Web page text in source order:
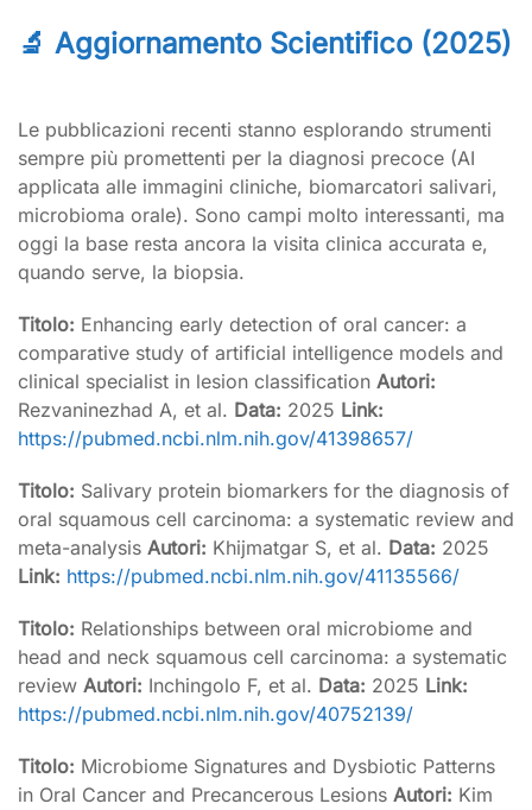
🔬 Aggiornamento Scientifico (2025)
Le pubblicazioni recenti stanno esplorando strumenti
sempre più promettenti per la diagnosi precoce (AI
applicata alle immagini cliniche, biomarcatori salivari,
microbioma orale). Sono campi molto interessanti, ma
oggi la base resta ancora la visita clinica accurata e,
quando serve, la biopsia.
Titolo: Enhancing early detection of oral cancer: a
comparative study of artificial intelligence models and
clinical specialist in lesion classification Autori:
Rezvaninezhad A, et al. Data: 2025 Link:
https://pubmed.ncbi.nlm.nih.gov/41398657/
Titolo: Salivary protein biomarkers for the diagnosis of
oral squamous cell carcinoma: a systematic review and
meta-analysis Autori: Khijmatgar S, et al. Data: 2025
Link: https://pubmed.ncbi.nlm.nih.gov/41135566/
Titolo: Relationships between oral microbiome and
head and neck squamous cell carcinoma: a systematic
review Autori: Inchingolo F, et al. Data: 2025 Link:
https://pubmed.ncbi.nlm.nih.gov/40752139/
Titolo: Microbiome Signatures and Dysbiotic Patterns
in Oral Cancer and Precancerous Lesions Autori: Kim